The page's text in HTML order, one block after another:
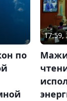
по
17:59,